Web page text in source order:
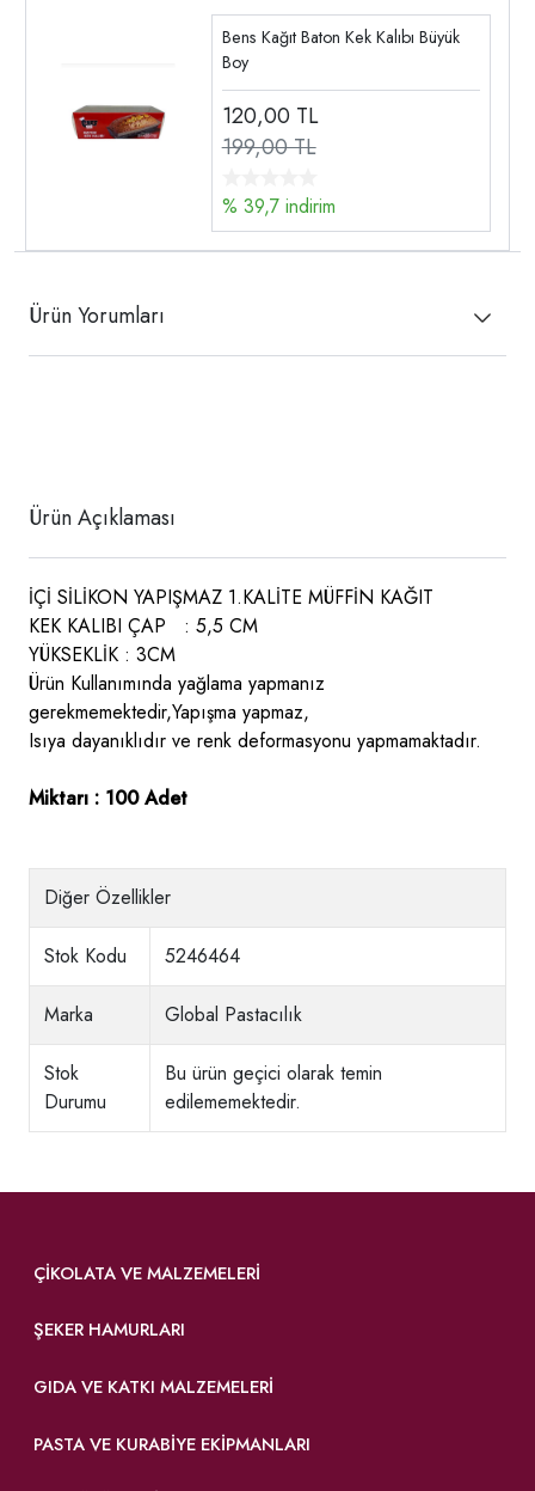
Bens Kağıt Baton Kek Kalıbı Büyük
Boy
120,00 TL
199,00 TL
% 39,7 indirim
Ürün Yorumları
Ürün Açıklaması
İÇİ SİLİKON YAPIŞMAZ 1.KALİTE MÜFFİN KAĞIT
KEK KALIBI ÇAP : 5,5 CM
YÜKSEKLİK : 3CM
Ürün Kullanımında yağlama yapmanız
gerekmemektedir,Yapışma yapmaz,
Isıya dayanıklıdır ve renk deformasyonu yapmamaktadır.
Miktarı : 100 Adet
Diğer Özellikler
Stok Kodu 5246464
Marka Global Pastacılık
Stok
Durumu
Bu ürün geçici olarak temin
edilememektedir.
ÇIKOLATA VE MALZEMELERI
ŞEKER HAMURLARI
GIDA VE KATKI MALZEMELERI
PASTA VE KURABIYE EKIPMANLARI